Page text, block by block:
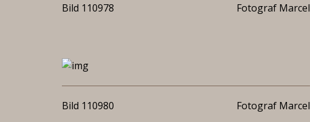
Bild 110978 Fotograf Marcel
Bild 110980 Fotograf Marcel